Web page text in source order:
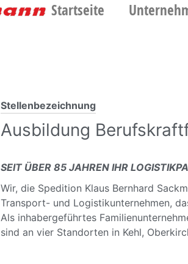
Startseite
Stellenbezeichnung
Ausbildung
SEIT ÜBER 85 JAHREN IHR
Wir, die Spedition Klaus Bernhard
Transport- und Logistikunternehmen,
Als inhabergeführtes
sind an vier Standorten in Kehl,